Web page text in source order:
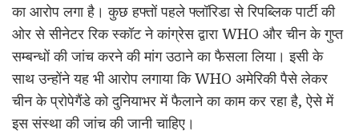
का आरोप लगा है। कुछ हफ्तों पहले फ्लॉरिडा से रिपब्लिक पार्टी की
ओर से सीनेटर रिक स्कॉट ने कांग्रेस द्वारा WHO और चीन के गुप्त
सम्बन्धों की जांच करने की मांग उठाने का फैसला लिया। इसी के
साथ उन्होंने यह भी आरोप लगाया कि WHO अमेरिकी पैसे लेकर
चीन के प्रोपेगैंडे को दुनियाभर में फैलाने का काम कर रहा है, ऐसे में
इस संस्था की जांच की जानी चाहिए।